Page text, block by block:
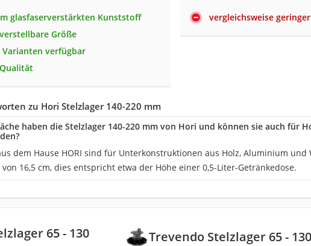
glasfaserverstärkten Kunststoff
Größe
Varianten verfügbar
vergleichsweise
zu Hori Stelzlager 140-220 mm
haben die Stelzlager 140-220 mm von Hori und können sie auch für
dem Hause HORI sind für Unterkonstruktionen aus Holz, Aluminium und
16,5 cm, dies entspricht etwa der Höhe einer 0,5-Liter-Getränkedose.
Trevendo Stelzlager 65 -
65 - 130